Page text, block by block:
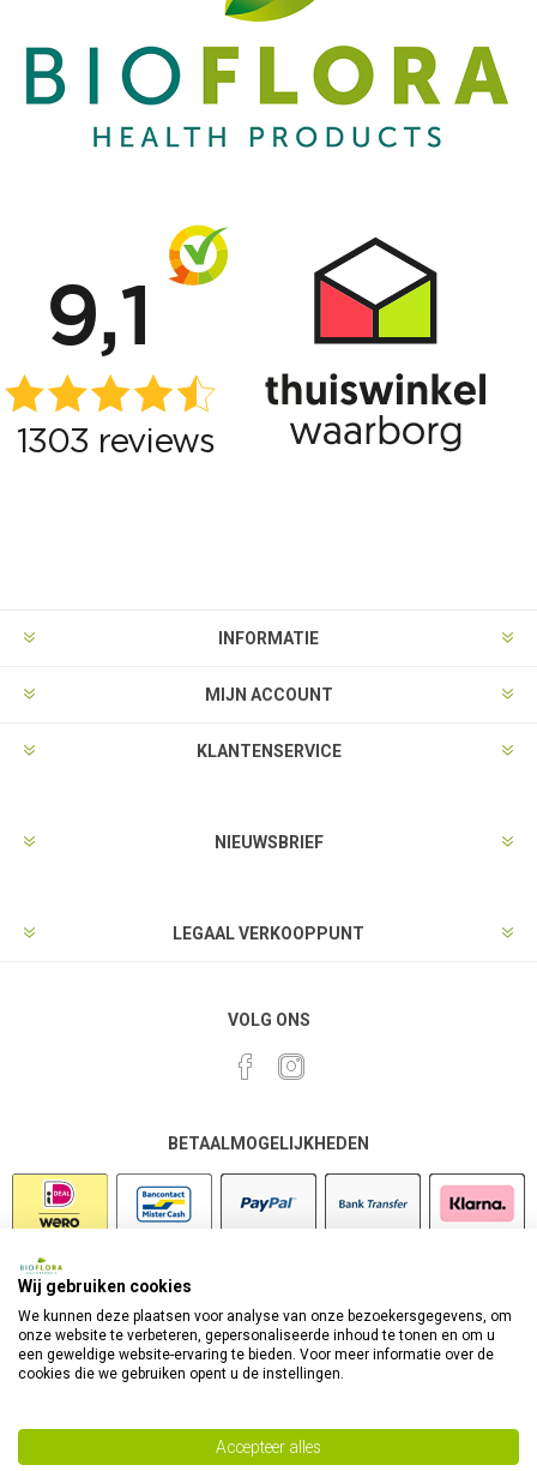
INFORMATIE
MIJN ACCOUNT
KLANTENSERVICE
NIEUWSBRIEF
LEGAAL VERKOOPPUNT
VOLG ONS
BETAALMOGELIJKHEDEN
Wij gebruiken cookies
We kunnen deze plaatsen voor analyse van onze bezoekersgegevens, om
onze website te verbeteren, gepersonaliseerde inhoud te tonen en om u
een geweldige website-ervaring te bieden. Voor meer informatie over de
cookies die we gebruiken opent u de instellingen.
Accepteer alles